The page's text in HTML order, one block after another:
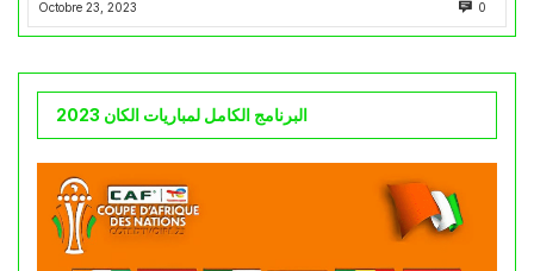
Octobre 23, 2023 0
البرنامج الكامل لمباريات الكان 2023